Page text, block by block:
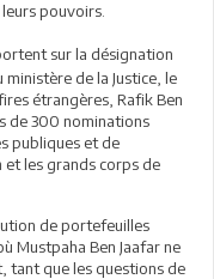
pouvoirs.
sur la désignation
de la Justice, le
étrangères, Rafik Ben
de 300 nominations
publiques et de
et les grands corps de
de portefeuilles
Mustpaha Ben Jaafar ne
tant que les questions de